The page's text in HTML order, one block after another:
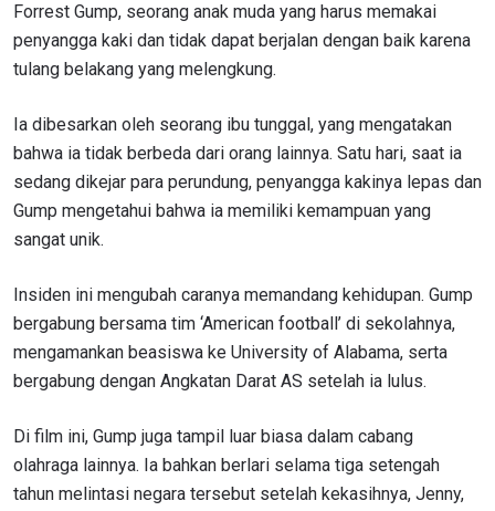
Forrest Gump, seorang anak muda yang harus memakai
penyangga kaki dan tidak dapat berjalan dengan baik karena
tulang belakang yang melengkung.
Ia dibesarkan oleh seorang ibu tunggal, yang mengatakan
bahwa ia tidak berbeda dari orang lainnya. Satu hari, saat ia
sedang dikejar para perundung, penyangga kakinya lepas dan
Gump mengetahui bahwa ia memiliki kemampuan yang
sangat unik.
Insiden ini mengubah caranya memandang kehidupan. Gump
bergabung bersama tim ‘American football’ di sekolahnya,
mengamankan beasiswa ke University of Alabama, serta
bergabung dengan Angkatan Darat AS setelah ia lulus.
Di film ini, Gump juga tampil luar biasa dalam cabang
olahraga lainnya. Ia bahkan berlari selama tiga setengah
tahun melintasi negara tersebut setelah kekasihnya, Jenny,